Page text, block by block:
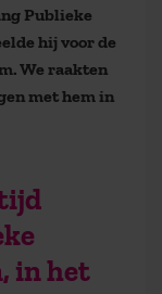
Publieke
hij voor de
We raakten
met hem in
in het